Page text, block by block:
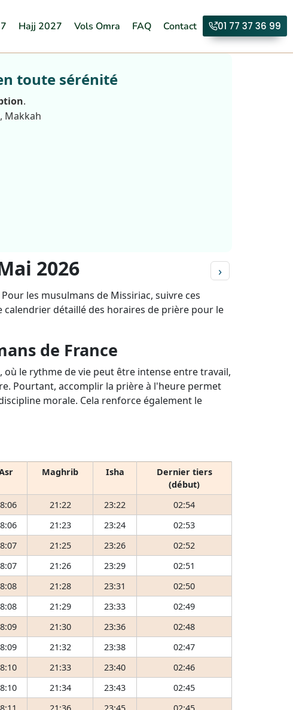
Hajj 2027 Vols Omra FAQ Contact 01 77 37 36 99
toute sérénité
.
Makkah
2026 ›
les musulmans de Missiriac, suivre ces
détaillé des horaires de prière pour le
de France
le rythme de vie peut être intense entre travail,
Pourtant, accomplir la prière à l'heure permet
morale. Cela renforce également le
Maghrib Isha
Dernier tiers
(début)
21:22 23:22
02:54
21:23 23:24
02:53
21:25 23:26
02:52
21:26 23:29
02:51
21:28 23:31
02:50
21:29 23:33
02:49
21:30 23:36
02:48
21:32 23:38
02:47
21:33 23:40
02:46
21:34 23:43
02:45